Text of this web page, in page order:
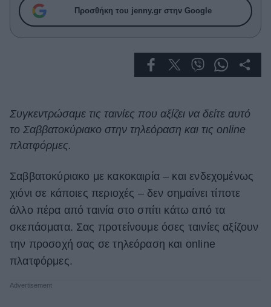
Ask the Guru
Success Stories
Deco
Cooking
Αφιερώματα
ΒΟΞ
Χωρίς Ταμπέλες
Προσθήκη του jenny.gr στην Google
Συγκεντρώσαμε τις ταινίες που αξίζει να δείτε αυτό
το Σαββατοκύριακο στην τηλεόραση και τις online
πλατφόρμες.
Σαββατοκύριακο με κακοκαιρία – και ενδεχομένως
χιόνι σε κάποιες περιοχές – δεν σημαίνει τίποτε
άλλο πέρα από ταινία στο σπίτι κάτω από τα
σκεπάσματα. Σας προτείνουμε όσες ταινίες αξίζουν
την προσοχή σας σε τηλεόραση και online
πλατφόρμες.